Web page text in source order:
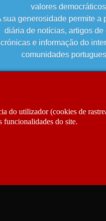
valores
sua generosidade permite a
diária de notícias, artigos de
crónicas e informação do
comunidades
do utilizador (cookies de
funcionalidades do site.